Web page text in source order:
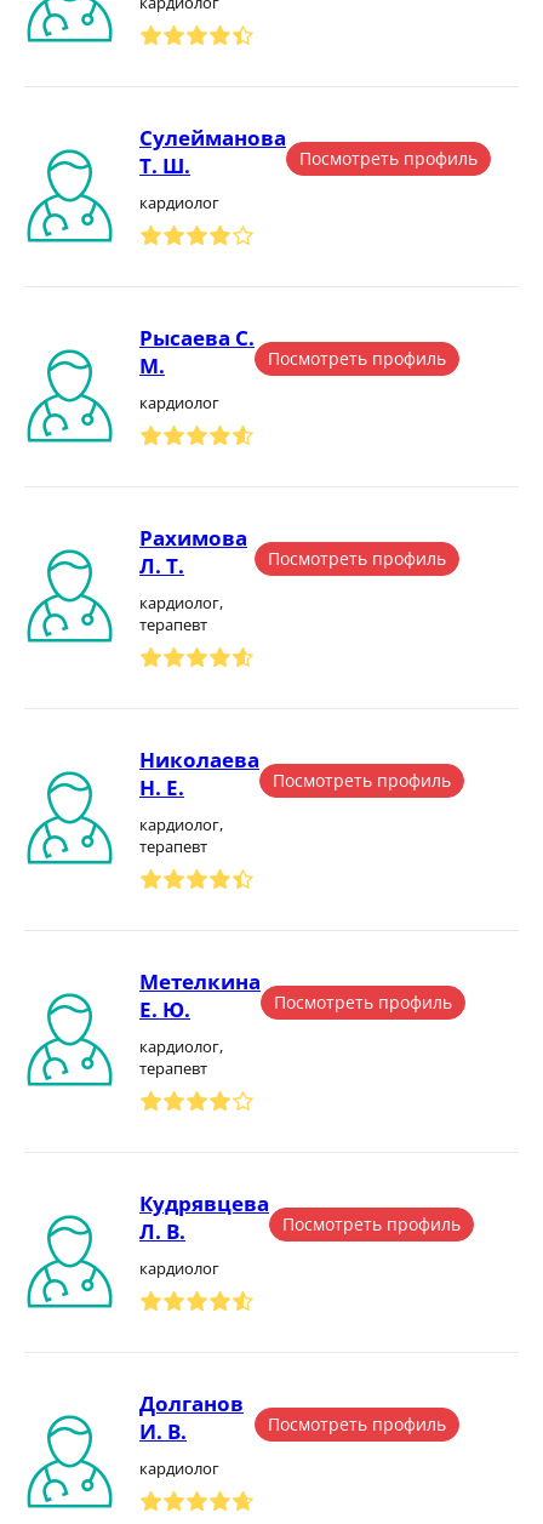
Сулейманова
Т. Ш.
кардиолог
Посмотреть профиль
Рысаева С.
М.
кардиолог
Посмотреть профиль
Рахимова
Л. Т.
кардиолог,
терапевт
Посмотреть профиль
Николаева
Н. Е.
кардиолог,
терапевт
Посмотреть профиль
Метелкина
Е. Ю.
кардиолог,
терапевт
Посмотреть профиль
Кудрявцева
Л. В.
кардиолог
Посмотреть профиль
Долганов
И. В.
кардиолог
Посмотреть профиль